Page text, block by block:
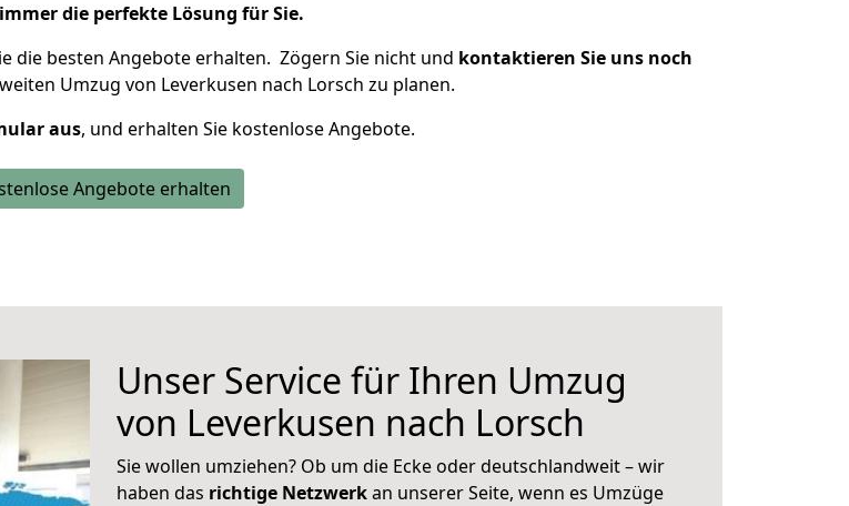
die perfekte Lösung für Sie.
die besten Angebote erhalten. Zögern Sie nicht und kontaktieren Sie uns noch
Umzug von Leverkusen nach Lorsch zu planen.
aus, und erhalten Sie kostenlose Angebote.
Angebote erhalten
Unser Service für Ihren Umzug
von Leverkusen nach Lorsch
Sie wollen umziehen? Ob um die Ecke oder deutschlandweit – wir
haben das richtige Netzwerkan unserer Seite, wenn es Umzüge